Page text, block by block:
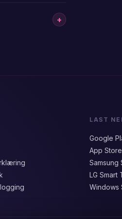
+
LAST
Google
App Store
Samsung
LG Smart
Windows